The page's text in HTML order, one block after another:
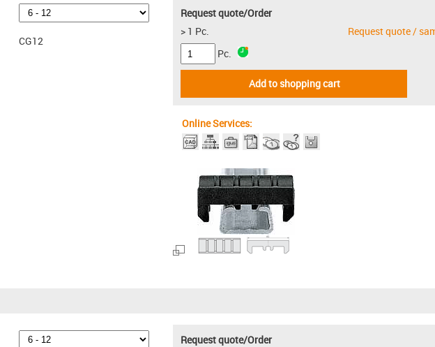
CG12
Online Services:
Request quote/Order
> 1 Pc.
Request quote /
Pc.
Add to shopping cart
Request quote/Order